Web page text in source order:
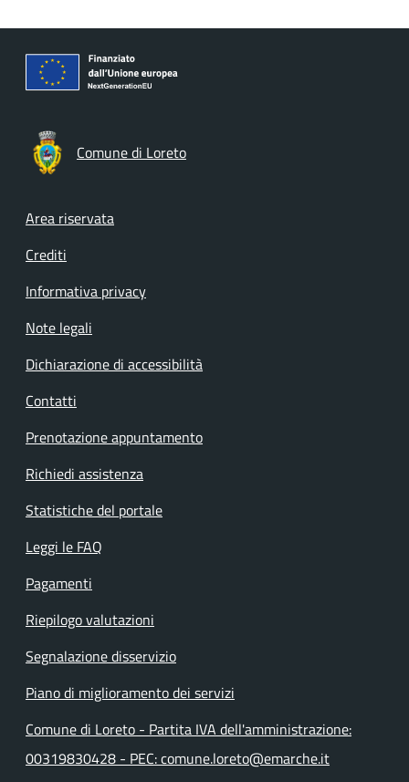
Comune di Loreto
Footer menu
Area riservata
Crediti
Informativa privacy
Note legali
Dichiarazione di accessibilità
Contatti
Prenotazione appuntamento
Richiedi assistenza
Statistiche del portale
Leggi le FAQ
Pagamenti
Riepilogo valutazioni
Segnalazione disservizio
Piano di miglioramento dei servizi
Comune di Loreto - Partita IVA dell'amministrazione:
00319830428 - PEC: comune.loreto@emarche.it